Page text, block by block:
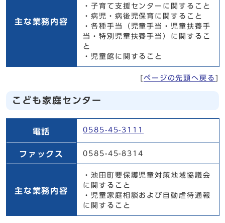
主な業務内容
・子育て支援センターに関すること
・病児・病後児保育に関すること
・各種手当（児童手当・児童扶養手
当・特別児童扶養手当）に関するこ
と
・児童館に関すること
ページの先頭へ戻る
こども家庭センター
電話
0585-45-3111
ファックス 0585-45-8314
主な業務内容
・池田町要保護児童対策地域協議会
に関すること
・児童家庭相談および自動虐待通報
に関すること